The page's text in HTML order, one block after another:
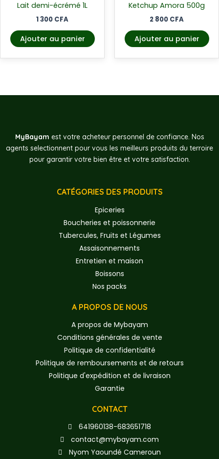
Lait demi-écrémé 1L
1 300 CFA
Ajouter au panier
Ketchup Amora 500g
2 800 CFA
Ajouter au panier
MyBayam est votre acheteur personnel de confiance. Nos
agents selectionnent pour vous les meilleurs produits du terroire
pour garantir votre bien être et votre satisfaction.
CATÉGORIES DES PRODUITS
Epiceries
Boucheries et poissonnerie
Tubercules, Fruits et Légumes
Assaisonnements
Entretien et maison
Boissons
Nos packs
A PROPOS DE NOUS
A propos de Mybayam
Conditions générales de vente
Politique de confidentialité
Politique de remboursements et de retours
Politique d'expédition et de livraison
Garantie
CONTACT
641960138-683651718
contact@mybayam.com
Nyom Yaoundé Cameroun